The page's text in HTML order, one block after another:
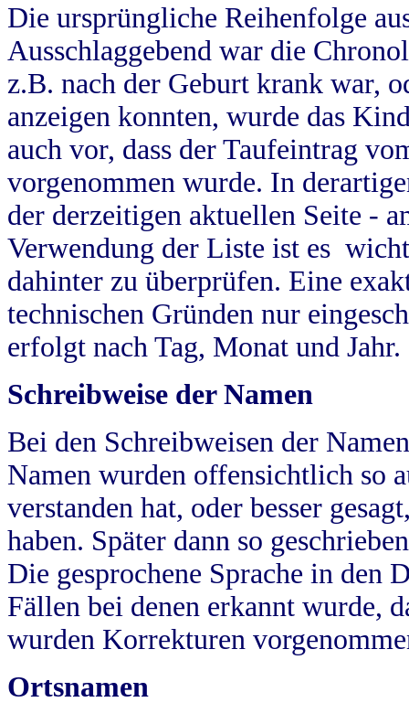
Die ursprüngliche Reihenfolge
Ausschlaggebend war die
z.B. nach der Geburt krank war,
anzeigen konnten, wurde das
auch vor, dass der Taufeintrag
vorgenommen wurde. In
der derzeitigen aktuellen Seite -
Verwendung der Liste ist es
dahinter zu überprüfen. Eine
technischen Gründen nur
erfolgt nach Tag, Monat und Jahr.
Schreibweise der Namen
Bei den Schreibweisen der
Namen wurden offensichtlich so
verstanden hat, oder besser
haben. Später dann so
Die gesprochene Sprache in
Fällen bei denen erkannt wurde,
wurden Korrekturen
Ortsnamen